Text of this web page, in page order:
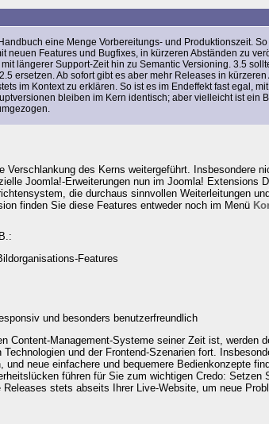
eine Menge Vorbereitungs- und Produktionszeit.
Features und Bugfixes, in kürzeren Abständen zu
längerer Support-Zeit hin zu Semantic Versioning. 3.5
ersetzen. Ab sofort gibt es aber mehr Releases in
im Kontext zu erklären. So ist es im Endeffekt fast egal,
bleiben im Kern identisch; aber vielleicht ist ein
Verschlankung des Kerns weitergeführt. Insbesondere
Joomla!-Erweiterungen nun im Joomla! Extensions
die durchaus sinnvollen Weiterleitungen
finden Sie diese Features entweder noch im Menü
Features
und besonders benutzerfreundlich
Content-Management-Systeme seiner Zeit ist, werden
und der Frontend-Szenarien fort.
neue einfachere und bequemere Bedienkonzepte
führen für Sie zum wichtigen Credo: Setzen
Releases stets abseits Ihrer Live-Website, um neue